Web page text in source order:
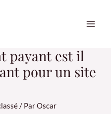
payant est il
pour un site
/ ParOscar